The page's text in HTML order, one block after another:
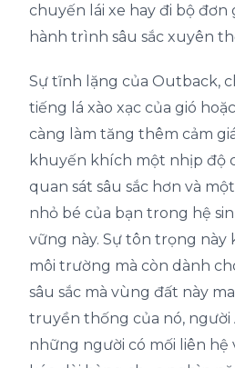
chuyến lái xe hay đi bộ đơn
hành trình sâu sắc xuyên
Sự tĩnh lặng của Outback,
tiếng lá xào xạc của gió
càng làm tăng thêm cảm
khuyến khích một nhịp độ
quan sát sâu sắc hơn và
nhỏ bé của bạn trong hệ
vững này. Sự tôn trọng này
môi trường mà còn dành
sâu sắc mà vùng đất này
truyền thống của nó, người
những người có mối liên hệ